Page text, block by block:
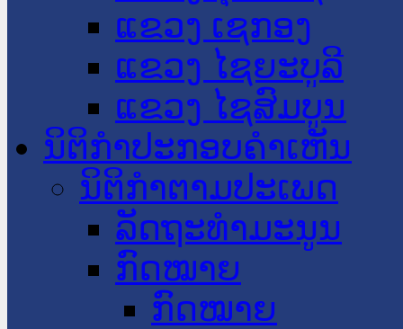
ແຂວງ ເຊກອງ
ແຂວງ ໄຊຍະບູລີ
ແຂວງ ໄຊສົມບູນ
ນິຕິກໍາປະກອບຄໍາເຫັນ
ນິຕິກໍາຕາມປະເພດ
ລັດຖະທໍາມະນູນ
ກົດໝາຍ
ກົດໝາຍ